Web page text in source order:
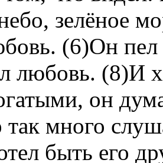
зелёное
(6)Он
любовь. (8)И
он
так много
быть его